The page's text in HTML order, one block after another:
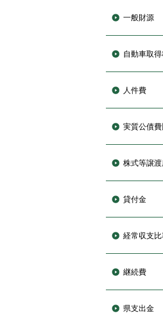
一般財源
自動車取
人件費
実質公債
株式等譲
貸付金
経常収支
継続費
県支出金